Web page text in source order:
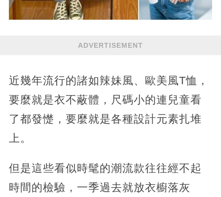
ADVERTISEMENT
近幾年流行的諸如辣妹風、歐美風T恤，
要麼就是衣不蔽體，尺碼小的連兒童看
了都發憷，要麼就是各種設計元素扎堆
上。
但是這些看似時髦的潮流款往往經不起
時間的檢驗，一季過去就放衣櫥落灰